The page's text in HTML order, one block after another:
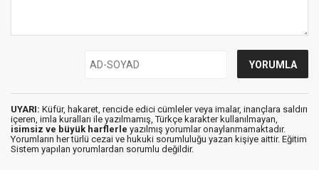
UYARI: Küfür, hakaret, rencide edici cümleler veya imalar, inançlara saldırı
içeren, imla kuralları ile yazılmamış, Türkçe karakter kullanılmayan,
isimsiz ve büyük harflerle yazılmış yorumlar onaylanmamaktadır.
Yorumların her türlü cezai ve hukuki sorumluluğu yazan kişiye aittir. Eğitim
Sistem yapılan yorumlardan sorumlu değildir.